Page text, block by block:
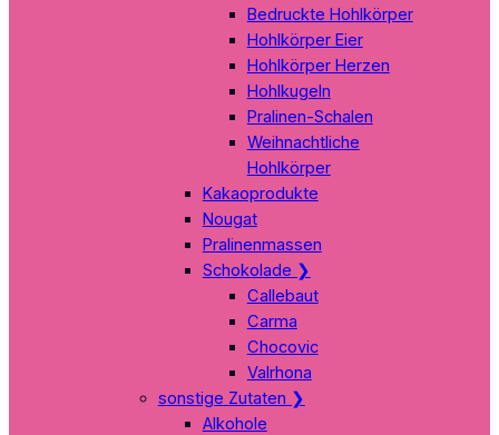
Bedruckte Hohlkörper
Hohlkörper Eier
Hohlkörper Herzen
Hohlkugeln
Pralinen-Schalen
Weihnachtliche
Hohlkörper
Kakaoprodukte
Nougat
Pralinenmassen
Schokolade ❯
Callebaut
Carma
Chocovic
Valrhona
sonstige Zutaten ❯
Alkohole